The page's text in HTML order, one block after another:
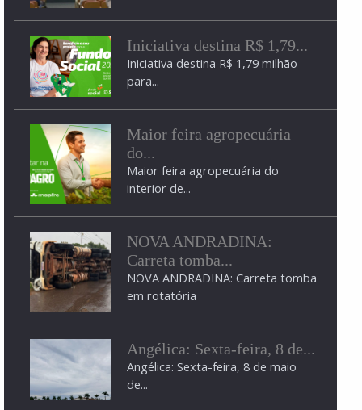
após ameaçar a...
Homem é levado à delegacia após
ameaçar a...
Iniciativa destina R$ 1,79...
Iniciativa destina R$ 1,79 milhão
para...
Maior feira agropecuária
do...
Maior feira agropecuária do
interior de...
NOVA ANDRADINA:
Carreta tomba...
NOVA ANDRADINA: Carreta tomba
em rotatória
Angélica: Sexta-feira, 8 de...
Angélica: Sexta-feira, 8 de maio
de...